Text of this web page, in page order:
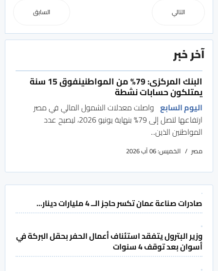
السابق التالي
آخر خبر
البنك المركزى: 79% من المواطنينفوق 15 سنة
يمتلكون حسابات نشطة
اليوم السابع واصلت معدلات الشمول المالي في مصر
ارتفاعها لتصل إلى 79% بنهاية يونيو 2026، ليصبح عدد
المواطنين الذين...
مصر الخميس: 06 آب 2026
صادرات صناعة عمان تكسر حاجز الــ 4 مليارات دينار...
وزير البترول يتفقد استئناف أعمال الحفر بحقل البركة في
أسوان بعد توقف 4 سنوات